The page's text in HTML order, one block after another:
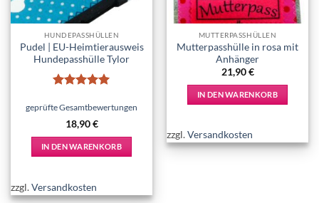
HUNDEPASSHÜLLEN
Pudel | EU-Heimtierausweis
Hundepasshülle Tylor
mit5von
geprüfte Gesamtbewertungen
18,90€
IN DEN WARENKORB
zzgl.Versandkosten
MUTTERPASSHÜLLEN
Mutterpasshülle in rosa mit
Anhänger
21,90€
IN DEN WARENKORB
zzgl.Versandkosten